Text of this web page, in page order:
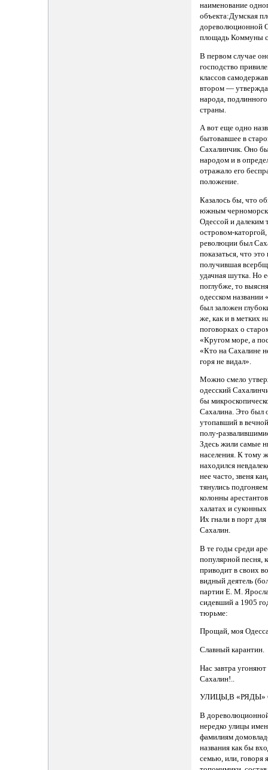
наименование
объекта:Думская
дореволюционной
площадь Коммуны
В первом случае
господство
классов
втором —
народа,
страны.
А вот еще одно
бытовавшее в
Сахалинчик. Оно
народом и в
отражало его
положение.
Казалось бы, что
южным
Одессой и далеким
островом-
революции был
показаться, что это
получившая
удачная шутка. Но
поглубже, то
одесском названии
был заложен
же, как и в метких
поговорках о
«Кругом море, а
«Кто на Сахалине
горя не видал».
Можно смело
одесский
бы
Сахалина. Это был
утопавший в
полу-
Здесь жили самые
населения. К тому
находился
нее часто, звеня
тянулись
колонны
халатах и
Их гнали в порт
Сахалин.
В те годы среди
популярной песня,
приводит в своих
видный деятель
партии Е. М.
сидевший а 1905
тюрьме:
Прощай, моя
Славный карантин.
Нас завтра
Сахалин!..
УЛИЦЫ,В «РЯДЫ»
В
нередко улицы
фамилиям
названия как бы
семью, или, говоря